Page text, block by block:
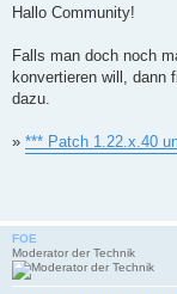
i
a
Hallo Community!
Falls man doch noch
konvertieren will, dann
dazu.
» *** Patch 1.22.x.40
FOE
Moderator der Technik